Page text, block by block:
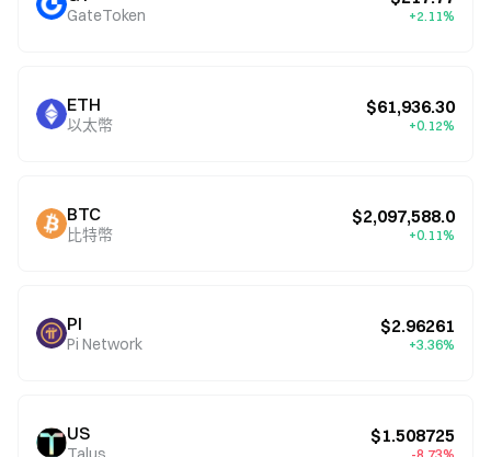
GateToken +2.11%
ETH
以太幣
$61,936.30
+0.12%
BTC
比特幣
$2,097,588.0
+0.11%
PI
Pi Network
$2.96261
+3.36%
US $1.508725